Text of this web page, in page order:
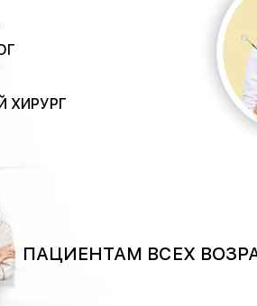
ХИРУРГ
ПАЦИЕНТАМ ВСЕХ